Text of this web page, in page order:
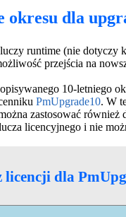
okresu dla
runtime (nie
przejścia na
10-letniego
PmUpgrade10. W
zastosować również
licencyjnego i nie
dla